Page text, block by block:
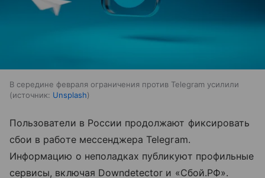
В середине февраля ограничения против Telegram усилили
источник: Unsplash
Пользователи в России продолжают фиксировать
сбои в работе мессенджера Telegram.
Информацию о неполадках публикуют профильные
сервисы, включая Downdetector и «Сбой.РФ».